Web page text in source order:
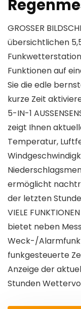
GROSSER
übersichtlichen
Funktionen auf
Sie die edle
kurze Zeit
5-IN-1
zeigt Ihnen
Temperatur,
ermöglicht
der letzten
VIELE
bietet neben
Weck-/
funkgesteuerte
Anzeige der
Stunden